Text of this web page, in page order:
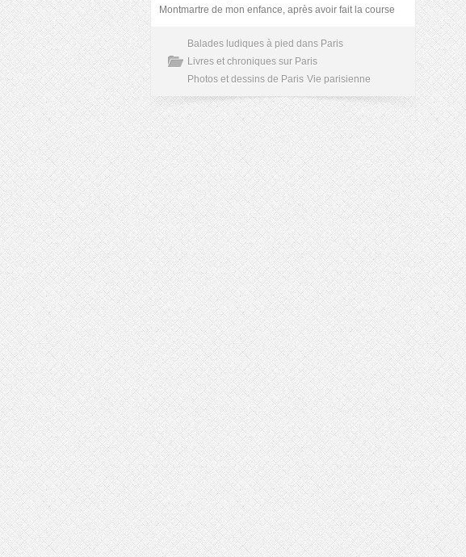
Montmartre de mon enfance, après avoir fait la course
Balades ludiques à pied dans Paris
Livres et chroniques sur Paris
Photos et dessins de Paris Vie parisienne